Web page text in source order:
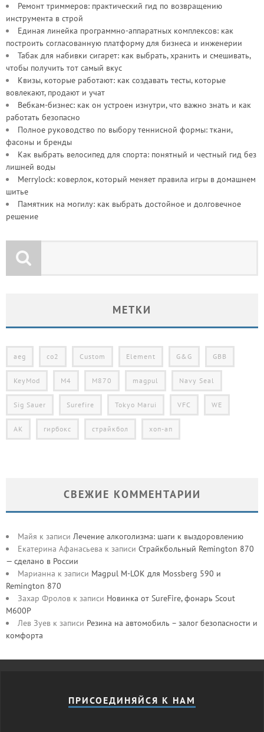
Ремонт триммеров: практический гид по возвращению
инструмента в строй
Единая линейка программно-аппаратных комплексов: как
построить согласованную платформу для бизнеса и инженерии
Табак для набивки сигарет: как выбрать, хранить и смешивать,
чтобы получить тот самый вкус
Квизы, которые работают: как создавать тесты, которые
вовлекают, продают и учат
Вебкам-бизнес: как он устроен изнутри, что важно знать и как
работать безопасно
Полное руководство по выбору теннисной формы: ткани,
фасоны и бренды
Как выбрать велосипед для спорта: понятный и честный гид без
лишней воды
Merrylock: коверлок, который меняет правила игры в домашнем
шитье
Памятник на могилу: как выбрать достойное и долговечное
решение
МЕТКИ
aeg co2 Custom Element G&G GBB
KeyMod M4 M870 magpul Navy Seal
Sig Sauer Surefire Tokyo Marui VFC WE
АК гирбокс страйкбол хоп-ап
СВЕЖИЕ КОММЕНТАРИИ
Майя к записи Лечение алкоголизма: шаги к выздоровлению
Екатерина Афанасьева к записи Страйкбольный Remington 870
— сделано в России
Марианна к записи Magpul M-LOK для Mossberg 590 и
Remington 870
Захар Фролов к записи Новинка от SureFire, фонарь Scout
M600P
Лев Зуев к записи Резина на автомобиль – залог безопасности и
комфорта
ПРИСОЕДИНЯЙСЯ К НАМ